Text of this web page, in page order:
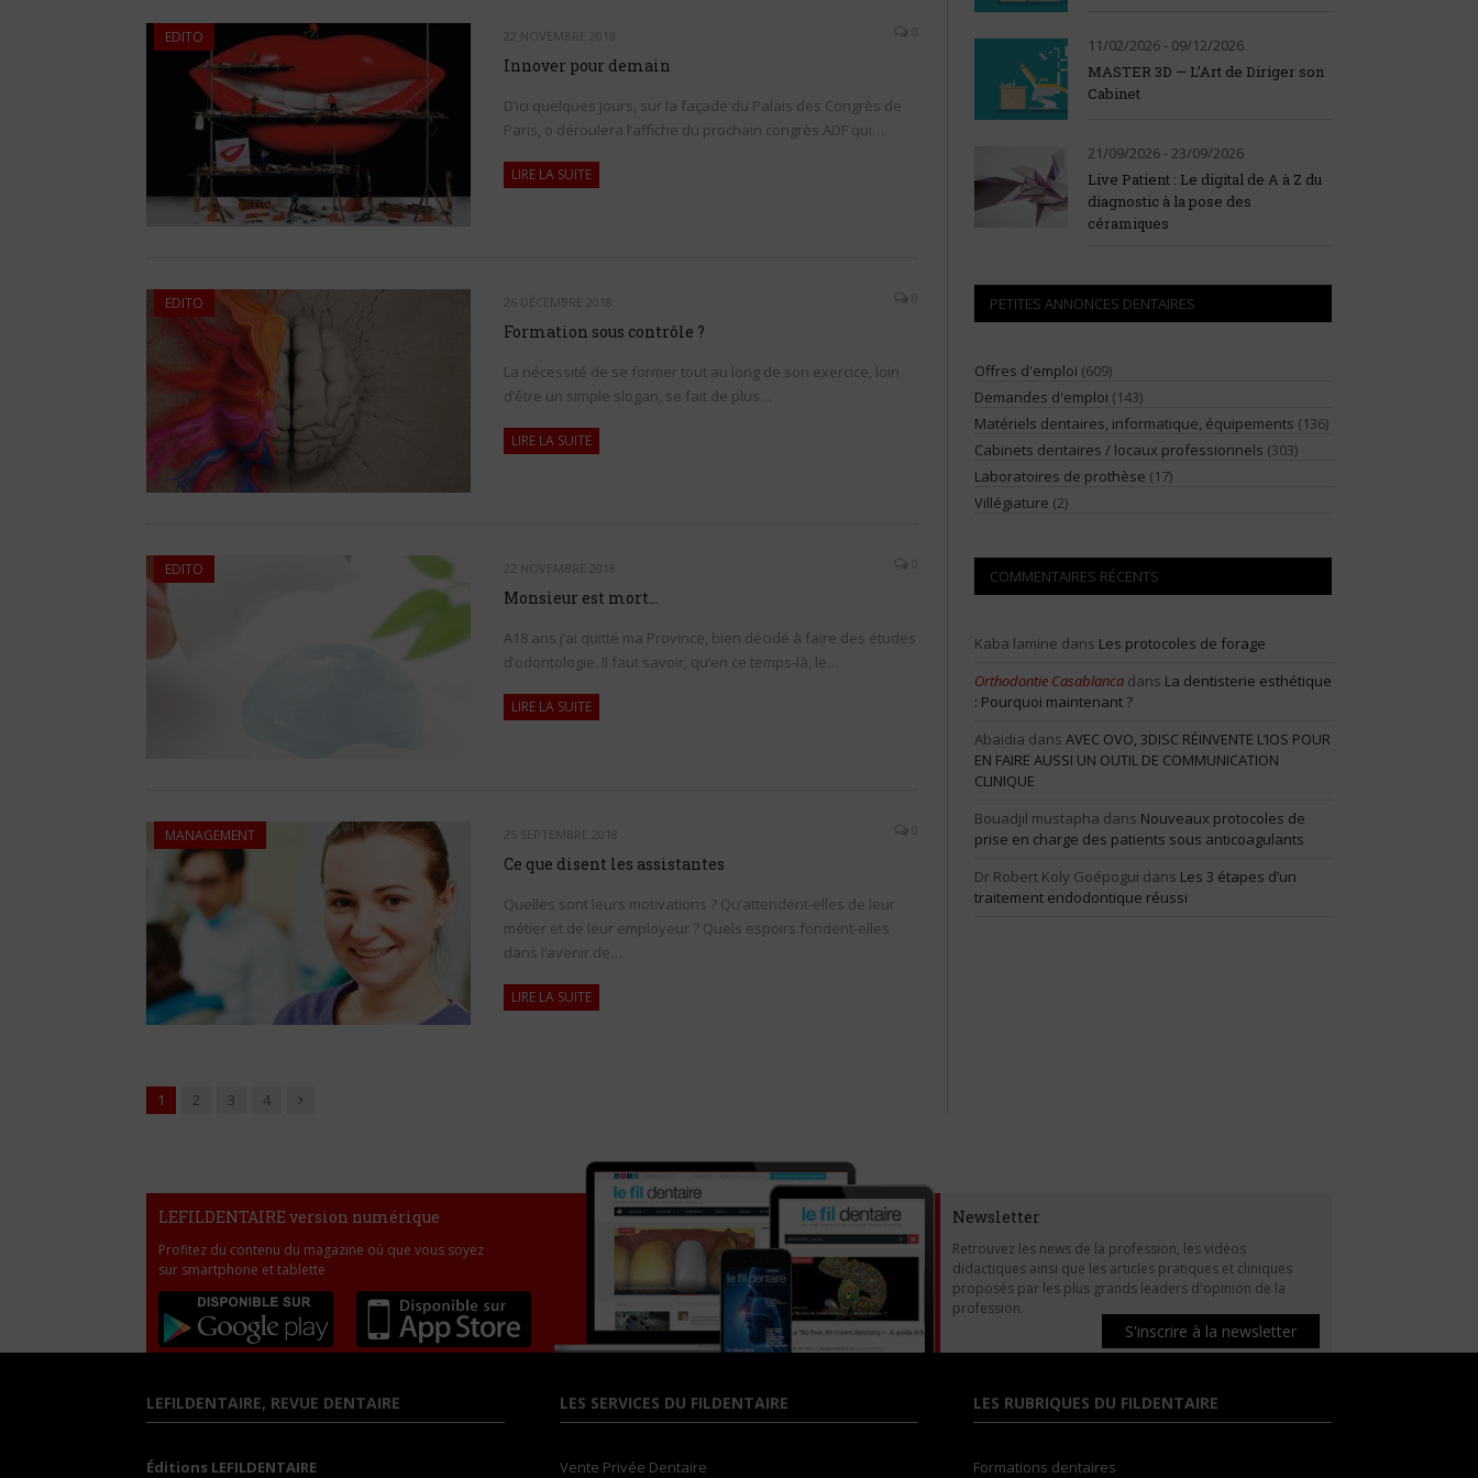
EDITO 22 NOVEMBRE 2019 0
Innover pour demain
D’ici quelques jours, sur la façade du Palais des Congrès de
Paris, o déroulera l’affiche du prochain congrès ADF qui…
LIRE LA SUITE
EDITO 26 DÉCEMBRE 2018 0
Formation sous contrôle ?
La nécessité de se former tout au long de son exercice, loin
d’être un simple slogan, se fait de plus…
LIRE LA SUITE
EDITO 22 NOVEMBRE 2018 0
Monsieur est mort…
A18 ans j’ai quitté ma Province, bien décidé à faire des études
d’odontologie. Il faut savoir, qu’en ce temps-là, le…
LIRE LA SUITE
MANAGEMENT 25 SEPTEMBRE 2018 0
Ce que disent les assistantes
Quelles sont leurs motivations ? Qu’attendent-elles de leur
métier et de leur employeur ? Quels espoirs fondent-elles
dans l’avenir de…
LIRE LA SUITE
1 2 3 4 Suivant
11/02/2026 - 09/12/2026
MASTER 3D — L’Art de Diriger son
Cabinet
21/09/2026 - 23/09/2026
Live Patient : Le digital de A à Z du
diagnostic à la pose des
céramiques
PETITES ANNONCES DENTAIRES
Offres d'emploi (609)
Demandes d'emploi (143)
Matériels dentaires, informatique, équipements (136)
Cabinets dentaires / locaux professionnels (303)
Laboratoires de prothèse (17)
Villégiature (2)
COMMENTAIRES RÉCENTS
Kaba lamine dans Les protocoles de forage
Orthodontie Casablanca dans La dentisterie esthétique
: Pourquoi maintenant ?
Abaidia dans AVEC OVO, 3DISC RÉINVENTE L’IOS POUR
EN FAIRE AUSSI UN OUTIL DE COMMUNICATION
CLINIQUE
Bouadjil mustapha dans Nouveaux protocoles de
prise en charge des patients sous anticoagulants
Dr Robert Koly Goépogui dans Les 3 étapes d’un
traitement endodontique réussi
LEFILDENTAIRE version numérique
Profitez du contenu du magazine où que vous soyez
sur smartphone et tablette
Newsletter
Retrouvez les news de la profession, les vidéos
didactiques ainsi que les articles pratiques et cliniques
proposés par les plus grands leaders d'opinion de la
profession.
S'inscrire à la newsletter
LEFILDENTAIRE, REVUE DENTAIRE
Éditions LEFILDENTAIRE
LES SERVICES DU FILDENTAIRE
Vente Privée Dentaire
LES RUBRIQUES DU FILDENTAIRE
Formations dentaires